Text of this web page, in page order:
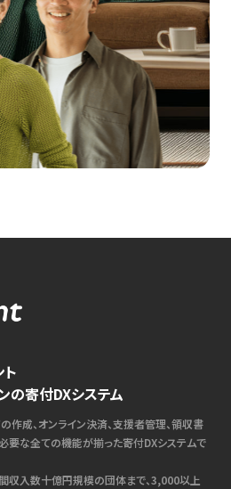
の寄付DXシステム
作成、オンライン決済、支援者管理、領収書
要な全ての機能が揃った寄付DXシステムで
収入数十億円規模の団体まで、3,000以上